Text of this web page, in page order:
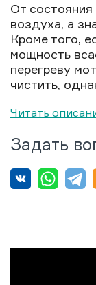
От состояния
воздуха, а
Кроме того,
мощность
перегреву
чистить,
Читать
Задать